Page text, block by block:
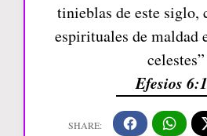
tinieblas de este siglo,
espirituales de maldad
celestes”
Efesios